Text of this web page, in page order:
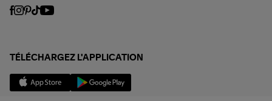
TÉLÉCHARGEZ L'APPLICATION